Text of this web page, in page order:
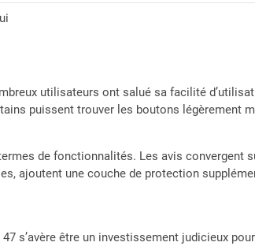
utilisateurs ont salué sa facilité
puissent trouver les boutons légèrement
de fonctionnalités. Les avis convergent
ajoutent une couche de protection
s’avère être un investissement judicieux